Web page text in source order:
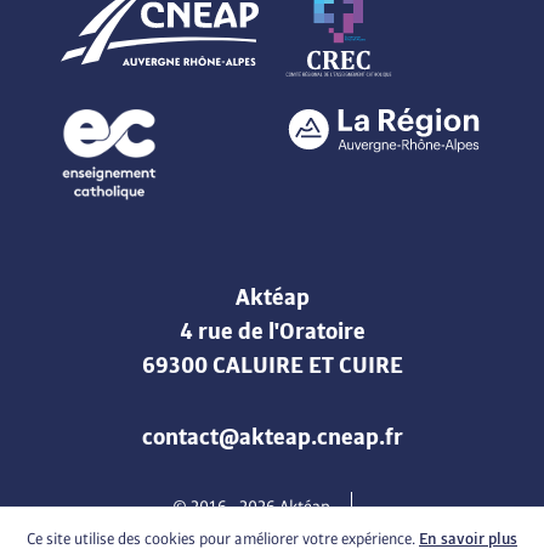
Aktéap
4 rue de l'Oratoire
69300 CALUIRE ET CUIRE
contact@akteap.cneap.fr
© 2016 -2026Aktéap
Mentions légales & Politique de confidentialité
Cookies
Ce site utilise des cookies pour améliorer votre expérience. En savoir plus